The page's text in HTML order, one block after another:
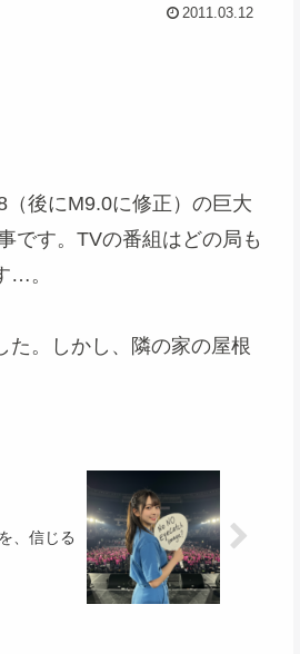
2011.03.12
後にM9.0に修正）の巨大
です。TVの番組はどの局も
…。
た。しかし、隣の家の屋根
、信じる